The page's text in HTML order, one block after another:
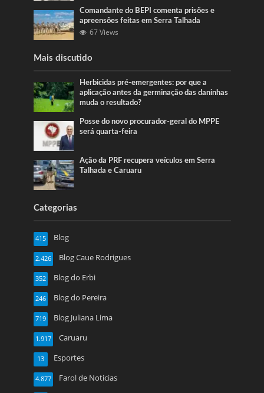
Comandante do BEPI comenta prisões e
apreensões feitas em Serra Talhada
67 Views
Mais discutido
Herbicidas pré-emergentes: por que a
aplicação antes da germinação das daninhas
muda o resultado?
Posse do novo procurador-geral do MPPE
será quarta-feira
Ação da PRF recupera veículos em Serra
Talhada e Caruaru
Categorias
Blog
415
Blog Caue Rodrigues
2.426
Blog do Erbi
352
Blog do Pereira
246
Blog Juliana Lima
719
Caruaru
1.917
Esportes
13
Farol de Noticias
4.877